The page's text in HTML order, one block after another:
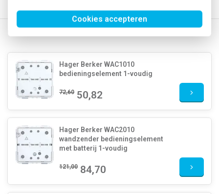
Cookies accepteren
Hager Berker WAC1010
bedieningselement 1-voudig
72,60 50,82
Hager Berker WAC2010
wandzender bedieningselement
met batterij 1-voudig
121,00 84,70